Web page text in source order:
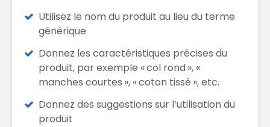
Utilisez le nom du produit au lieu du terme
générique
Donnez les caractéristiques précises du
produit, par exemple « col rond », «
manches courtes », « coton tissé », etc.
Donnez des suggestions sur l’utilisation du
produit